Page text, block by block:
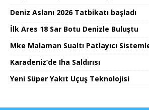
Deniz Aslanı 2026 Tatbikatı başladı
İlk Ares 18 Sar Botu Denizle Buluştu
Mke Malaman Sualtı Patlayıcı
Karadeniz’de Iha Saldırısı
Yeni Süper Yakıt Uçuş Teknolojisi